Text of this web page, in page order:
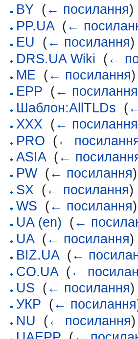
BY (← посилання)
PP.UA‎ (←
EU
(← посилання)
DRS.UA Wiki (←
ME (← посилання)
EPP (← посилання
Шаблон:AllTLDs (
XXX (← посилання
PRO (←
ASIA‎ (←
PW‎ (← посилання)
SX (← посилання)
WS (← посилання)
UA (en) (←
UA‎ (← посилання)
BIZ.UA‎ (←
CO.UA‎ (←
US (← посилання)
УКР (← посилання
NU
(← посилання)